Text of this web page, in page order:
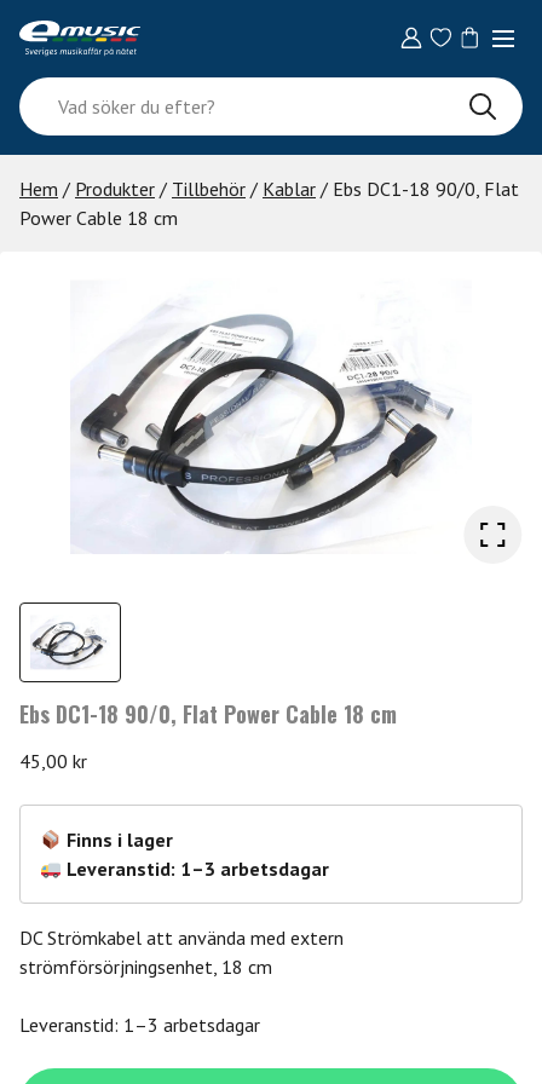
content
Vad
söker
du
efter?
Hem / Produkter / Tillbehör / Kablar / Ebs DC1-18 90/0, Flat
Power Cable 18 cm
Ebs DC1-18 90/0, Flat Power Cable 18 cm
45,00 kr
Finns i lager
Leveranstid: 1–3 arbetsdagar
DC Strömkabel att använda med extern
strömförsörjningsenhet, 18 cm
Leveranstid: 1–3 arbetsdagar